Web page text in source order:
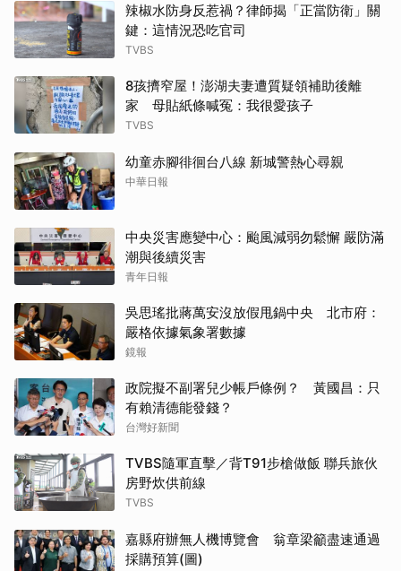
辣椒水防身反惹禍？律師揭「正當防衛」關
鍵：這情況恐吃官司
TVBS
8孩擠窄屋！澎湖夫妻遭質疑領補助後離
家 母貼紙條喊冤：我很愛孩子
TVBS
幼童赤腳徘徊台八線 新城警熱心尋親
中華日報
中央災害應變中心：颱風減弱勿鬆懈 嚴防滿
潮與後續災害
青年日報
吳思瑤批蔣萬安沒放假甩鍋中央 北市府：
嚴格依據氣象署數據
鏡報
政院擬不副署兒少帳戶條例？ 黃國昌：只
有賴清德能發錢？
台灣好新聞
TVBS隨軍直擊／背T91步槍做飯 聯兵旅伙
房野炊供前線
TVBS
嘉縣府辦無人機博覽會 翁章梁籲盡速通過
採購預算(圖)